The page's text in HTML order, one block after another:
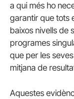
a qui més ho
garantir que tots
baixos nivells de
programes
que per les
mitjana de
Aquestes